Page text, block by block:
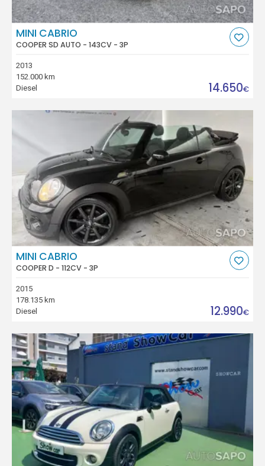
MINI CABRIO
COOPER SD AUTO - 143CV - 3P
2013
152.000 km
Diesel
14.650€
MINI CABRIO
COOPER D - 112CV - 3P
2015
178.135 km
Diesel
12.990€